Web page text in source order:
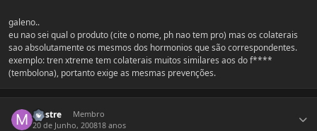
galeno..
eu nao sei qual o produto (cite o nome, ph nao tem pro) mas os colaterais
sao absolutamente os mesmos dos hormonios que são correspondentes.
exemplo: tren xtreme tem colaterais muitos similares aos do f****
(tembolona), portanto exige as mesmas prevenções.
Mestre
Membro
20 de Junho, 200818 anos